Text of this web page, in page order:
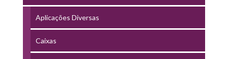
Aplicações Diversas
Caixas